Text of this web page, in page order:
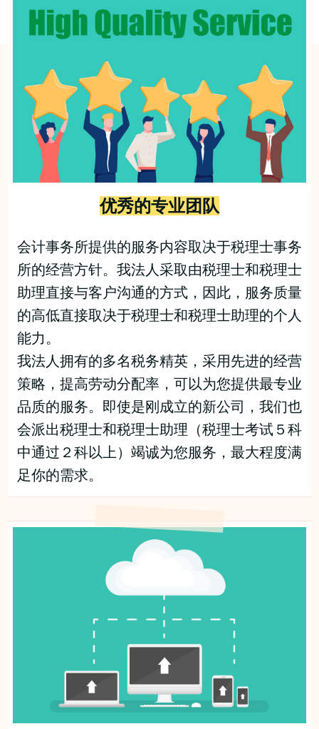
优秀的专业团队
会计事务所提供的服务内容取决于税理士事务
所的经营方针。我法人采取由税理士和税理士
助理直接与客户沟通的方式，因此，服务质量
的高低直接取决于税理士和税理士助理的个人
能力。
我法人拥有的多名税务精英，采用先进的经营
策略，提高劳动分配率，可以为您提供最专业
品质的服务。即使是刚成立的新公司，我们也
会派出税理士和税理士助理（税理士考试５科
中通过２科以上）竭诚为您服务，最大程度满
足你的需求。